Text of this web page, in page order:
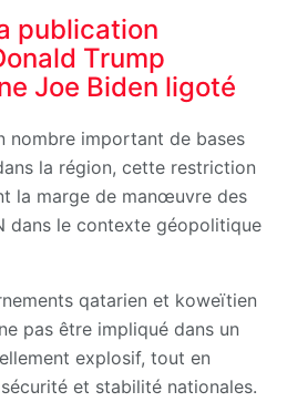
publication
Trump
Joe Biden ligoté
nombre important de bases
la région, cette restriction
la marge de manœuvre des
dans le contexte géopolitique
qatarien et koweïtien
pas être impliqué dans un
explosif, tout en
et stabilité nationales.